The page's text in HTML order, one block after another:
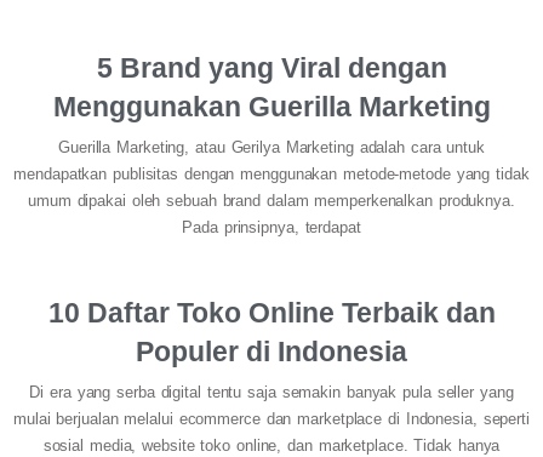
5 Brand yang Viral dengan
Menggunakan Guerilla Marketing
Guerilla Marketing, atau Gerilya Marketing adalah cara untuk
mendapatkan publisitas dengan menggunakan metode-metode yang tidak
umum dipakai oleh sebuah brand dalam memperkenalkan produknya.
Pada prinsipnya, terdapat
10 Daftar Toko Online Terbaik dan
Populer di Indonesia
Di era yang serba digital tentu saja semakin banyak pula seller yang
mulai berjualan melalui ecommerce dan marketplace di Indonesia, seperti
sosial media, website toko online, dan marketplace. Tidak hanya